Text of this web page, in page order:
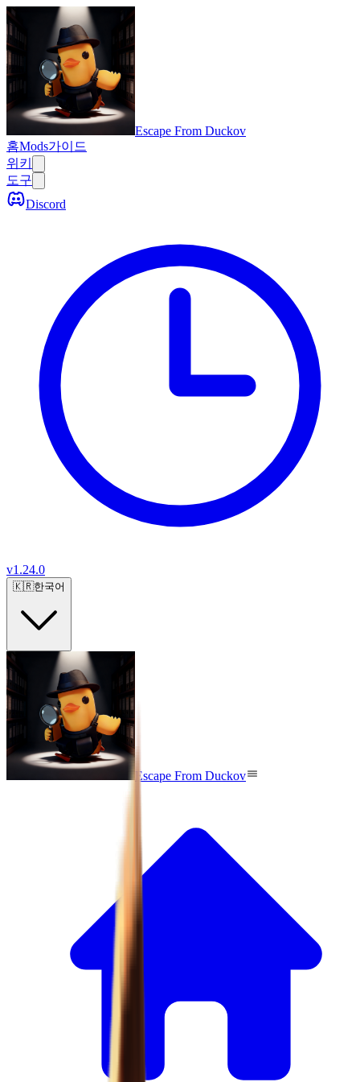
Escape From Duckov
홈Mods가이드
위키
도구
Discord
v1.24.0
🇰🇷한국어
Escape From Duckov